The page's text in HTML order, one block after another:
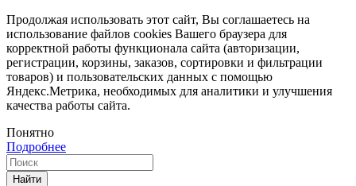
Продолжая использовать этот сайт, Вы соглашаетесь на
использование файлов cookies Вашего браузера для
корректной работы функционала сайта (авторизации,
регистрации, корзины, заказов, сортировки и фильтрации
товаров) и пользовательских данных с помощью
Яндекс.Метрика, необходимых для аналитики и улучшения
качества работы сайта.
Понятно
Подробнее
Найти